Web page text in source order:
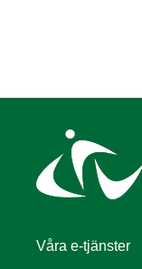
Våra e-tjänster